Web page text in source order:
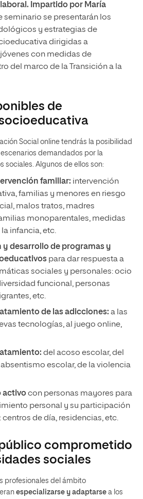
Impartido por María
seminario se presentarán los
y estrategias de
dirigidas a
con medidas de
del marco de la Transición a la
de
Social online tendrás la posibilidad
demandados por la
sociales. Algunos de ellos son:
familiar: intervención
familias y menores en riesgo
malos tratos, madres
monoparentales, medidas
infancia, etc.
y desarrollo de programas y
para dar respuesta a
sociales y personales: ocio
funcional, personas
etc.
de las adicciones: a las
tecnologías, al juego online,
del acoso escolar, del
escolar, de la violencia
activocon personas mayores para
personal y su participación
de día, residencias, etc.
comprometido
sociales
profesionales del ámbito
especializarse y adaptarse a los